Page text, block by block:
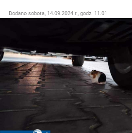
Dodano sobota, 14.09.2024 r., godz. 11.01